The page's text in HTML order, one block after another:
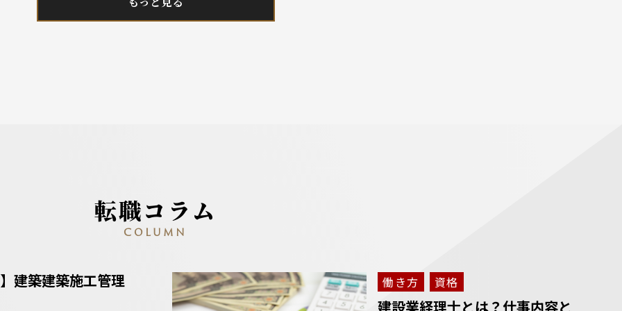
転職コラム
COLUMN
建築建築施工管理 働き方 資格
建設業経理士とは？仕事内容と